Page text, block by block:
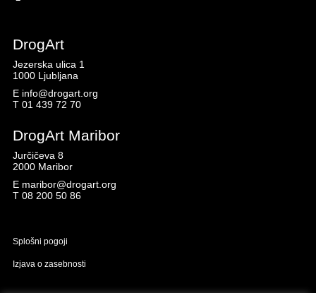
DrogArt
Jezerska ulica 1
1000 Ljubljana
E info@drogart.org
T 01 439 72 70
DrogArt Maribor
Jurčičeva 8
2000 Maribor
E maribor@drogart.org
T 08 200 50 86
Splošni pogoji
Izjava o zasebnosti